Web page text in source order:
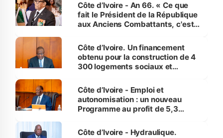
Côte d’Ivoire - An 66. « Ce que
fait le Président de la République
aux Anciens Combattants, c'est
Côte d’Ivoire. Un financement
obtenu pour la construction de 4
300 logements sociaux et
et Yamoussoukro
Côte d’Ivoire - Emploi et
autonomisation : un nouveau
Programme au profit de 5,3
Côte d’Ivoire - Hydraulique.